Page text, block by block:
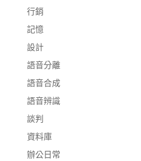
行銷
記憶
設計
語音分離
語音合成
語音辨識
談判
資料庫
辦公日常